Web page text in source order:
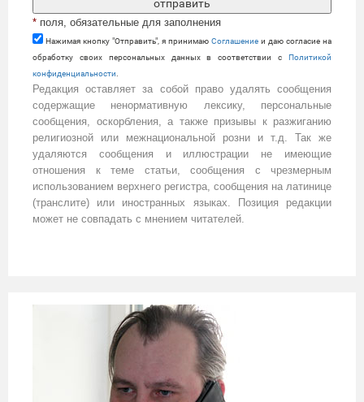
* поля, обязательные для заполнения
Нажимая кнопку "Отправить", я принимаю Cоглашение и даю согласие на
обработку своих персональных данных в соответствии с Политикой
конфиденциальности.
Редакция оставляет за собой право удалять сообщения
содержащие ненормативную лексику, персональные
сообщения, оскорбления, а также призывы к разжиганию
религиозной или межнациональной розни и т.д. Так же
удаляются сообщения и иллюстрации не имеющие
отношения к теме статьи, сообщения с чрезмерным
использованием верхнего регистра, сообщения на латинице
(транслите) или иностранных языках. Позиция редакции
может не совпадать с мнением читателей.